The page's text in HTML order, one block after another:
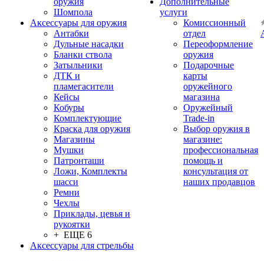
Шомпола
Аксессуары для оружия
Антабки
Дульные насадки
Бланки ствола
Затыльники
ДТК и
пламегасители
Кейсы
Кобуры
Комплектующие
Краска для оружия
Магазины
Мушки
Патронташи
Ложи, Комплекты
шасси
Ремни
Чехлы
Приклады, цевья и
рукоятки
+ ЕЩЕ 6
Аксессуары для стрельбы
услуги
Комиссионный
отдел
Переоформление
оружия
Подарочные
карты
оружейного
магазина
Оружейный
Trade-in
Выбор оружия в
магазине:
профессиональная
помощь и
консультация от
наших продавцов